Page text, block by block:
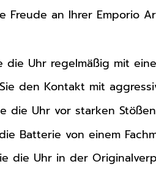
Freude an Ihrer Emporio
die Uhr regelmäßig mit
den Kontakt mit
die Uhr vor starken
Batterie von einem
die Uhr in der